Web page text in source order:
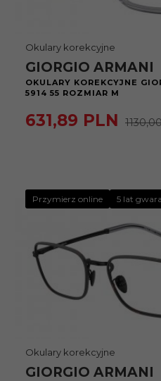
Okulary korekcyjne
GIORGIO ARMANI
OKULARY KOREKCYJNE
5914 55 ROZMIAR M
631,89 PLN
Przymierz online 5 lat
Okulary korekcyjne
GIORGIO ARMANI